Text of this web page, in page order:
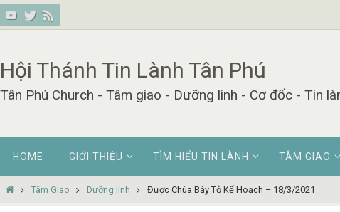
Skip
to
Hội Thánh Tin Lành Tân Phú
Tân Phú Church - Tâm giao - Dưỡng linh - Cơ đốc - Tin
content
HOME GIỚI THIỆU TÌM HIỂU TIN LÀNH TÂM GIAO
HomeTâm Giao Dưỡng linh Được Chúa Bày Tỏ Kế Hoạch – 18/3/2021